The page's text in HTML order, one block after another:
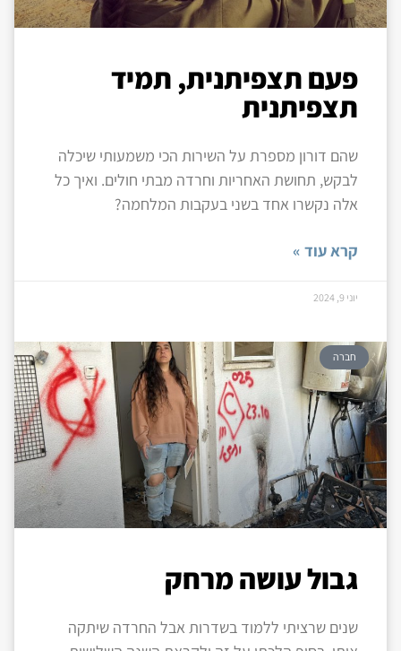
פעם תצפיתנית, תמיד
תצפיתנית
שהם דורון מספרת על השירות הכי משמעותי שיכלה
לבקש, תחושת האחריות וחרדה מבתי חולים. ואיך כל
אלה נקשרו אחד בשני בעקבות המלחמה?
קרא עוד »
יוני 9, 2024
חברה
גבול עושה מרחק
שנים שרציתי ללמוד בשדרות אבל החרדה שיתקה